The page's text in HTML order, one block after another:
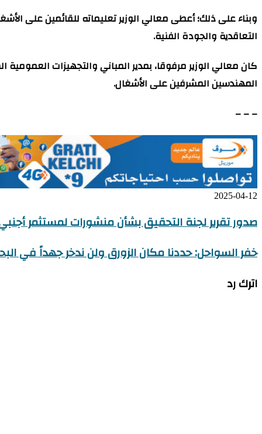
وبناء على ذلك؛ أعطى معالي الوزير تعليماته للقائمين على
التعاقدية والجودة الفنية.
كان معالي الوزير مرفوقا، بمدير المباني والتجهيزات
المهندسين المشرفين على الأشغال.
– – –
2025-04-12
صدور تقرير لجنة التحقيق بشأن منشورات لمستثمر
خفر السواحل: حددنا مكان الزورق ولن ندخر جهداً في
اترك رد